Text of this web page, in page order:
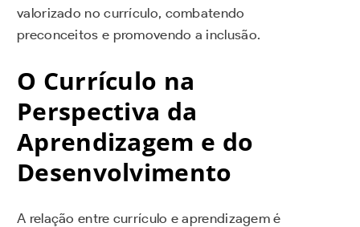
valorizado no currículo, combatendo
preconceitos e promovendo a inclusão.
O Currículo na
Perspectiva da
Aprendizagem e do
Desenvolvimento
A relação entre currículo e aprendizagem é